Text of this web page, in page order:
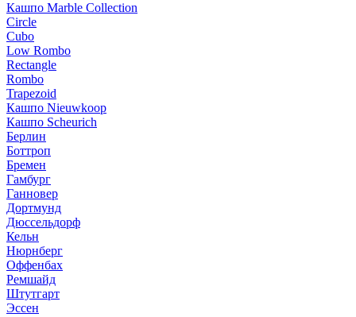
Кашпо Marble Collection
Circle
Cubo
Low Rombo
Rectangle
Rombo
Trapezoid
Кашпо Nieuwkoop
Кашпо Scheurich
Берлин
Боттроп
Бремен
Гамбург
Ганновер
Дортмунд
Дюссельдорф
Кельн
Нюрнберг
Оффенбах
Ремшайд
Штутгарт
Эссен